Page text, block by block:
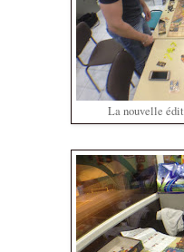
La nouvelle